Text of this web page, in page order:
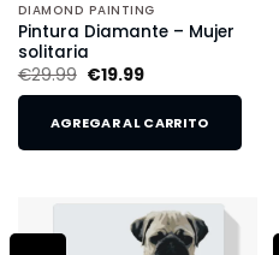
DIAMOND PAINTING
Pintura Diamante – Mujer
solitaria
€29.99 €19.99
AGREGAR AL CARRITO